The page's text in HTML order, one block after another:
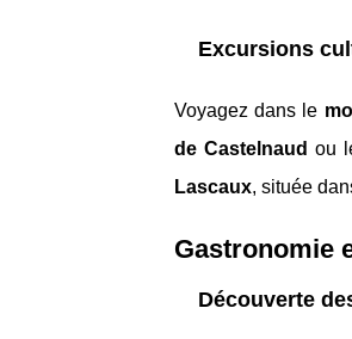
Excursions
Voyagez dans le
de Castelnaud ou
Lascaux, située
Gastronomie
Découverte